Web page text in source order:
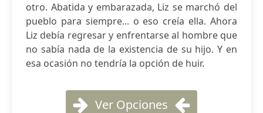
otro. Abatida y embarazada, Liz se marchó del
pueblo para siempre... o eso creía ella. Ahora
Liz debía regresar y enfrentarse al hombre que
no sabía nada de la existencia de su hijo. Y en
esa ocasión no tendría la opción de huir.
Ver Opciones